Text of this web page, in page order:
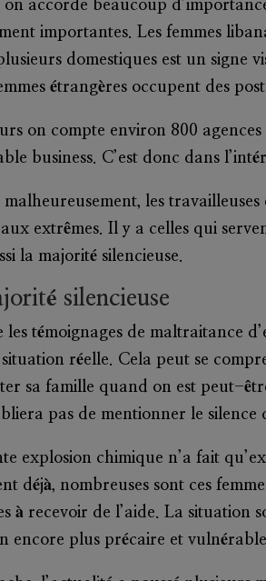
on accorde beaucoup
importantes. Les femmes
domestiques est un signe
étrangères occupent des
on compte environ 800
business. C’est donc dans
malheureusement, les
extrêmes. Il y a celles qui
la majorité silencieuse.
silencieuse
les témoignages de maltraitance
réelle. Cela peut se
sa famille quand on est peut-
pas de mentionner le silence
explosion chimique n’a fait
déjà, nombreuses sont ces
à recevoir de l’aide. La situation
encore plus précaire et